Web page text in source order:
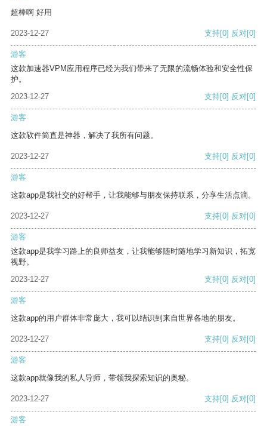
超棒啊 好用
2023-12-27 支持[0] 反对[0]
游客
这款加速器VPM应用程序已经为我们带来了无限的流畅体验和安全性保
护。
2023-12-27
支持[0] 反对[0]
游客
这款软件简直是神器，解决了我所有问题。
2023-12-27 支持[0] 反对[0]
游客
这款app是我社交的好帮手，让我能够与朋友保持联系，分享生活点滴。
2023-12-27 支持[0] 反对[0]
游客
这款app是我学习路上的良师益友，让我能够随时随地学习新知识，拓宽
视野。
2023-12-27
支持[0] 反对[0]
游客
这款app的用户群体非常庞大，我可以结识到来自世界各地的朋友。
2023-12-27 支持[0] 反对[0]
游客
这款app就像我的私人导师，带领我探索知识的奥秘。
2023-12-27 支持[0] 反对[0]
游客